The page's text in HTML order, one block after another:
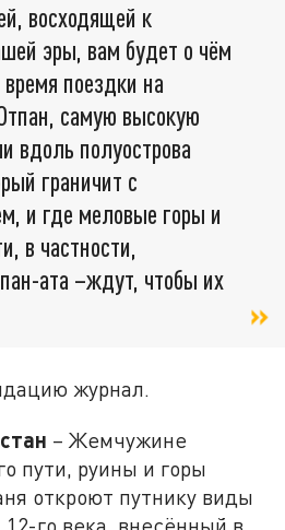
восходящей к
эры, вам будет о чём
поездки на
самую высокую
вдоль полуострова
граничит с
и где меловые горы и
в частности,
ата –ждут, чтобы их
журнал.
– Жемчужине
пути, руины и горы
откроют путнику виды